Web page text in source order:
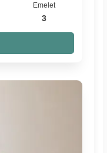
Emelet
3